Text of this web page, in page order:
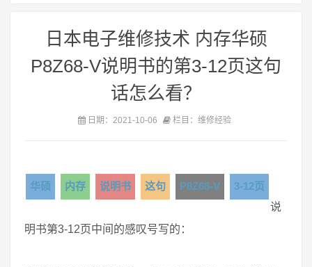
日本电子维修技术 内存华硕
P8Z68-V说明书的第3-12页这句
话怎么看？
日期：2021-10-06 栏目：维修经验
华硕 内存 说明书 这句 P8Z68-V
3-12页
说
明书第3-12页中间的感叹号写的：